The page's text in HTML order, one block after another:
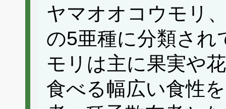
ヤマオオコウモリ
の5亜種に分類さ
モリは主に果実や
食べる幅広い食性